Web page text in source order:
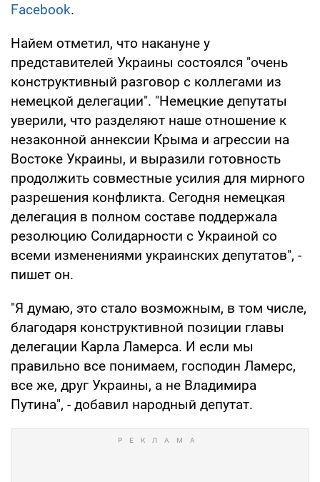
Facebook.
Найем отметил, что накануне у
представителей Украины состоялся "очень
конструктивный разговор с коллегами из
немецкой делегации". "Немецкие депутаты
уверили, что разделяют наше отношение к
незаконной аннексии Крыма и агрессии на
Востоке Украины, и выразили готовность
продолжить совместные усилия для мирного
разрешения конфликта. Сегодня немецкая
делегация в полном составе поддержала
резолюцию Солидарности с Украиной со
всеми изменениями украинских депутатов", -
пишет он.
"Я думаю, это стало возможным, в том числе,
благодаря конструктивной позиции главы
делегации Карла Ламерса. И если мы
правильно все понимаем, господин Ламерс,
все же, друг Украины, а не Владимира
Путина", - добавил народный депутат.